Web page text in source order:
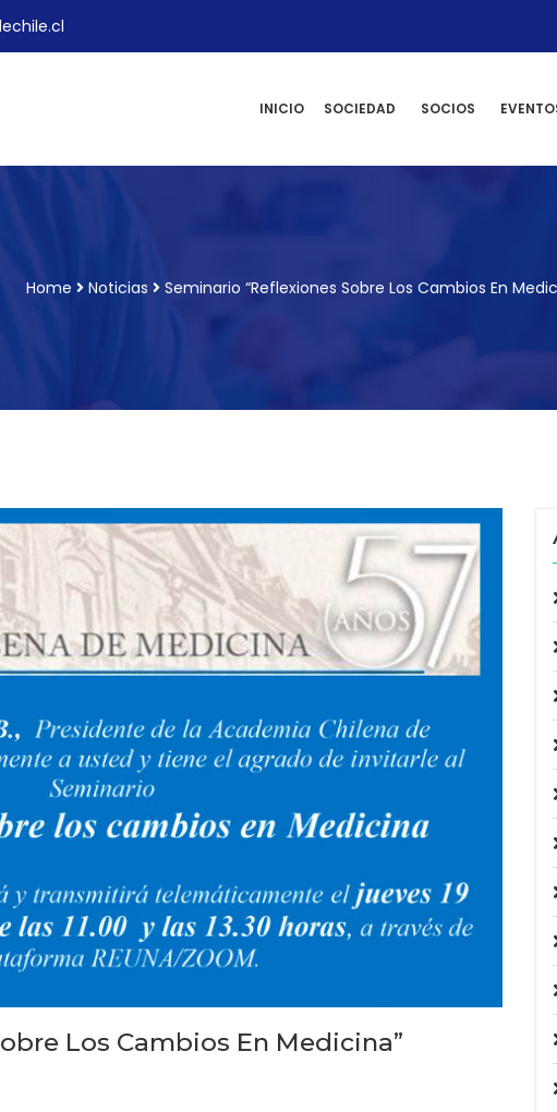
INICIO SOCIEDAD SOCIOS
Home Noticias Seminario “Reflexiones Sobre Los Cambios En
Los Cambios En Medicina”